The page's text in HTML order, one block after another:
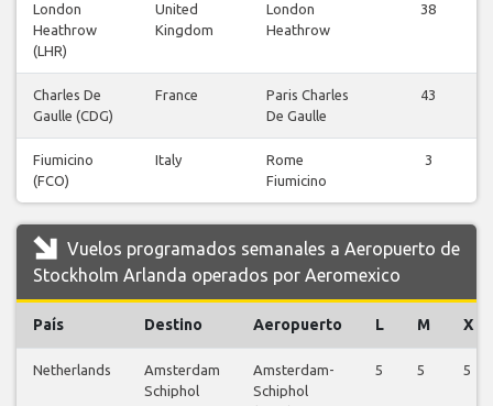
London
Heathrow
(LHR)
United
Kingdom
London
Heathrow
38
Charles De
Gaulle (CDG)
France
Paris Charles
De Gaulle
43
Fiumicino
(FCO)
Italy
Rome
Fiumicino
3
Vuelos programados semanales a Aeropuerto de
Stockholm Arlanda operados por Aeromexico
País Destino Aeropuerto L M X
Netherlands
Amsterdam
Schiphol
Amsterdam-
Schiphol
5 5 5